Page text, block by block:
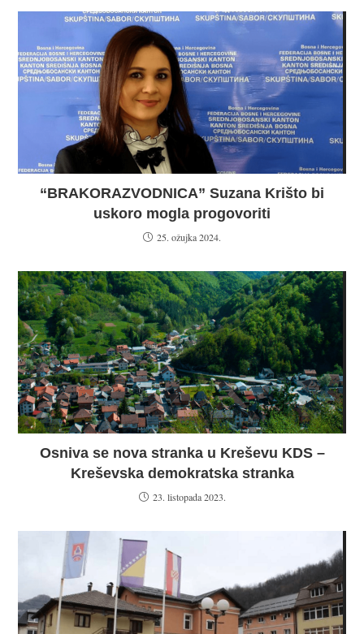
“BRAKORAZVODNICA” Suzana Krišto bi
uskoro mogla progovoriti
25. ožujka 2024.
Osniva se nova stranka u Kreševu KDS –
Kreševska demokratska stranka
23. listopada 2023.